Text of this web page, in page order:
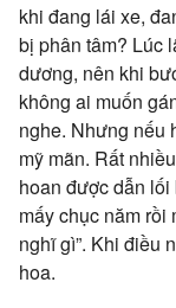
khi đang lái xe,
bị phân tâm? Lúc
dương, nên khi
không ai muốn
nghe. Nhưng nếu
mỹ mãn. Rất
hoan được dẫn lối
mấy chục năm rồi
nghĩ gì”. Khi điều
hoa.